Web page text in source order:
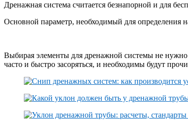
Дренажная система считается безнапорной и для
Основной параметр, необходимый для определения
Выбирая элементы для дренажной системы не нужно
часто и быстро засоряться, и необходимы будут